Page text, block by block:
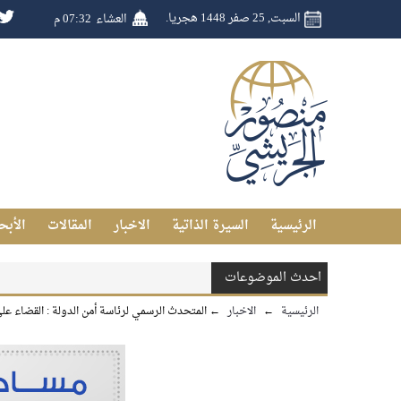
السبت, 25 صفر 1448 هجريا. العشاء 07:32 م
الرئيسية السيرة الذاتية الاخبار المقالات
احدث الموضوعات
الرئيسية ← الاخبار ← المتحدث الرسمي لرئاسة أمن الدولة : القضاء على خلية إرهابية تتألف